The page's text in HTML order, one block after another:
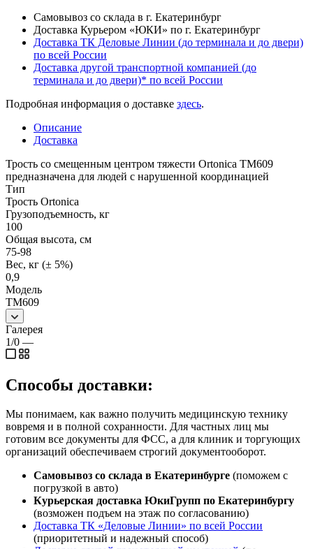
Самовывоз со склада в г. Екатеринбург
Доставка Курьером «ЮКИ» по г. Екатеринбург
Доставка ТК Деловые Линии (до терминала и до двери)
по всей России
Доставка другой транспортной компанией (до
терминала и до двери)* по всей России
Подробная информация о доставке здесь.
Описание
Доставка
Трость со смещенным центром тяжести Ortonica TM609
предназначена для людей с нарушенной координацией
Тип
Трость Ortonica
Грузоподъемность, кг
100
Общая высота, см
75-98
Вес, кг (± 5%)
0,9
Модель
TM609
Галерея
1/0 —
Способы доставки:
Мы понимаем, как важно получить медицинскую технику
вовремя и в полной сохранности. Для частных лиц мы
готовим все документы для ФСС, а для клиник и торгующих
организаций обеспечиваем строгий документооборот.
Самовывоз со склада в Екатеринбурге (поможем с
погрузкой в авто)
Курьерская доставка ЮкиГрупп по Екатеринбургу
(возможен подъем на этаж по согласованию)
Доставка ТК «Деловые Линии» по всей России
(приоритетный и надежный способ)